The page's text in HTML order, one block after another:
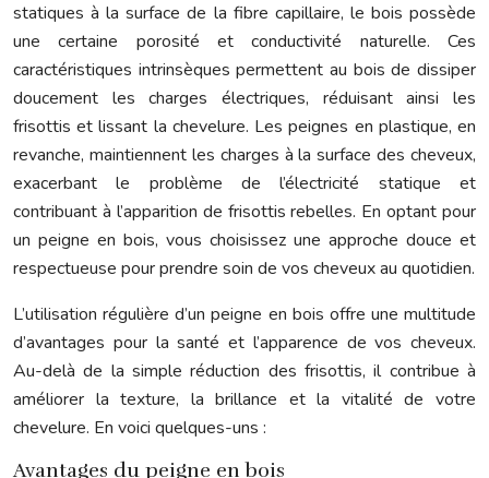
statiques à la surface de la fibre capillaire, le bois possède
une certaine porosité et conductivité naturelle. Ces
caractéristiques intrinsèques permettent au bois de dissiper
doucement les charges électriques, réduisant ainsi les
frisottis et lissant la chevelure. Les peignes en plastique, en
revanche, maintiennent les charges à la surface des cheveux,
exacerbant le problème de l’électricité statique et
contribuant à l’apparition de frisottis rebelles. En optant pour
un peigne en bois, vous choisissez une approche douce et
respectueuse pour prendre soin de vos cheveux au quotidien.
L’utilisation régulière d’un peigne en bois offre une multitude
d’avantages pour la santé et l’apparence de vos cheveux.
Au-delà de la simple réduction des frisottis, il contribue à
améliorer la texture, la brillance et la vitalité de votre
chevelure. En voici quelques-uns :
Avantages du peigne en bois